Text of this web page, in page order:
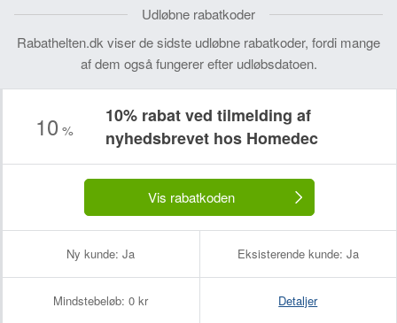
Udløbne rabatkoder
Rabathelten.dk viser de sidste udløbne rabatkoder, fordi mange
af dem også fungerer efter udløbsdatoen.
10 %
10% rabat ved tilmelding af
nyhedsbrevet hos Homedec
Vis rabatkoden
Ny kunde: Ja Eksisterende kunde: Ja
Mindstebeløb: 0 kr Detaljer